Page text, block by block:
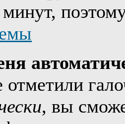
минут,
, вы